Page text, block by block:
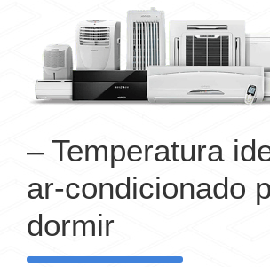
– Temperatura
ar-condicionado
dormir